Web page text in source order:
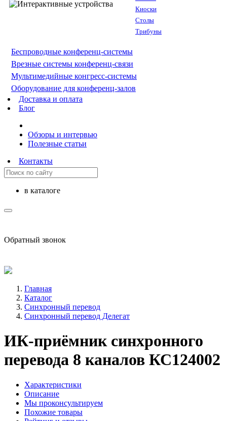
Киоски
Столы
Трибуны
Беспроводные конференц-системы
Врезные системы конференц-связи
Мультимедийные конгресс-системы
Оборудование для конференц-залов
Доставка и оплата
Блог
Обзоры и интервью
Полезные статьи
Контакты
в каталоге
Обратный звонок
Главная
Каталог
Синхронный перевод
Синхронный перевод Делегат
ИК-приёмник синхронного
перевода 8 каналов КС124002
Характеристики
Описание
Мы проконсультируем
Похожие товары